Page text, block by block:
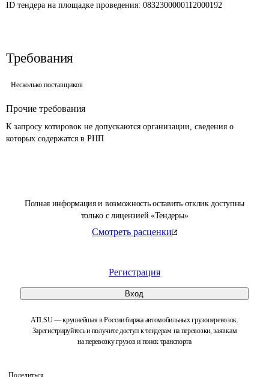
Полная информация и возможность оставить отклик доступны
только с лицензией «Тендеры»
Смотреть расценки
Регистрация
Вход
ATI.SU — крупнейшая в России биржа автомобильных грузоперевозок.
Зарегистрируйтесь и получите доступ к тендерам на перевозки, заявкам
на перевозку грузов и поиск транспорта
Поделиться
ID тендера на площадке проведения: 0832300000112000192
Требования
Несколько поставщиков
Прочие требования
К запросу котировок не допускаются организации, сведения о
которых содержатся в РНП